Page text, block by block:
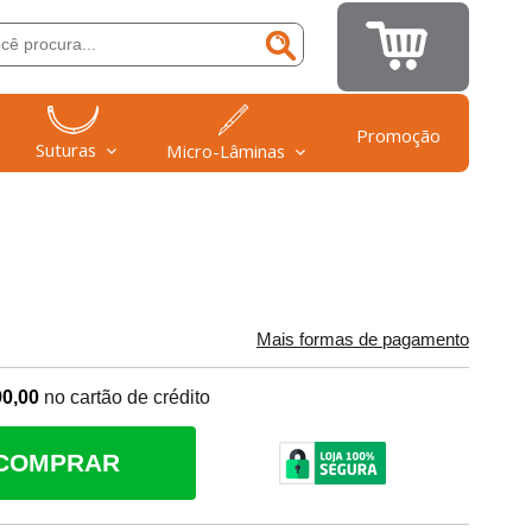
Suturas Micro-Lâminas
Promoção
Mais formas de pagamento
no cartão de crédito